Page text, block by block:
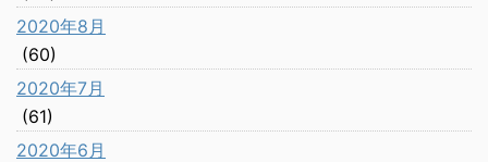
2020年8月
(60)
2020年7月
(61)
2020年6月